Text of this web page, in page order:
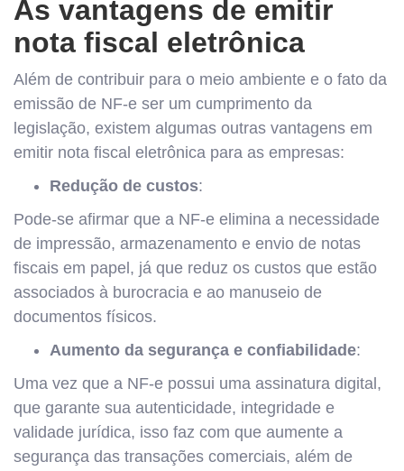
As vantagens de emitir
nota fiscal eletrônica
Além de contribuir para o meio ambiente e o fato da
emissão de NF-e ser um cumprimento da
legislação, existem algumas outras vantagens em
emitir nota fiscal eletrônica para as empresas:
Redução de custos:
Pode-se afirmar que a NF-e elimina a necessidade
de impressão, armazenamento e envio de notas
fiscais em papel, já que reduz os custos que estão
associados à burocracia e ao manuseio de
documentos físicos.
Aumento da segurança e confiabilidade:
Uma vez que a NF-e possui uma assinatura digital,
que garante sua autenticidade, integridade e
validade jurídica, isso faz com que aumente a
segurança das transações comerciais, além de